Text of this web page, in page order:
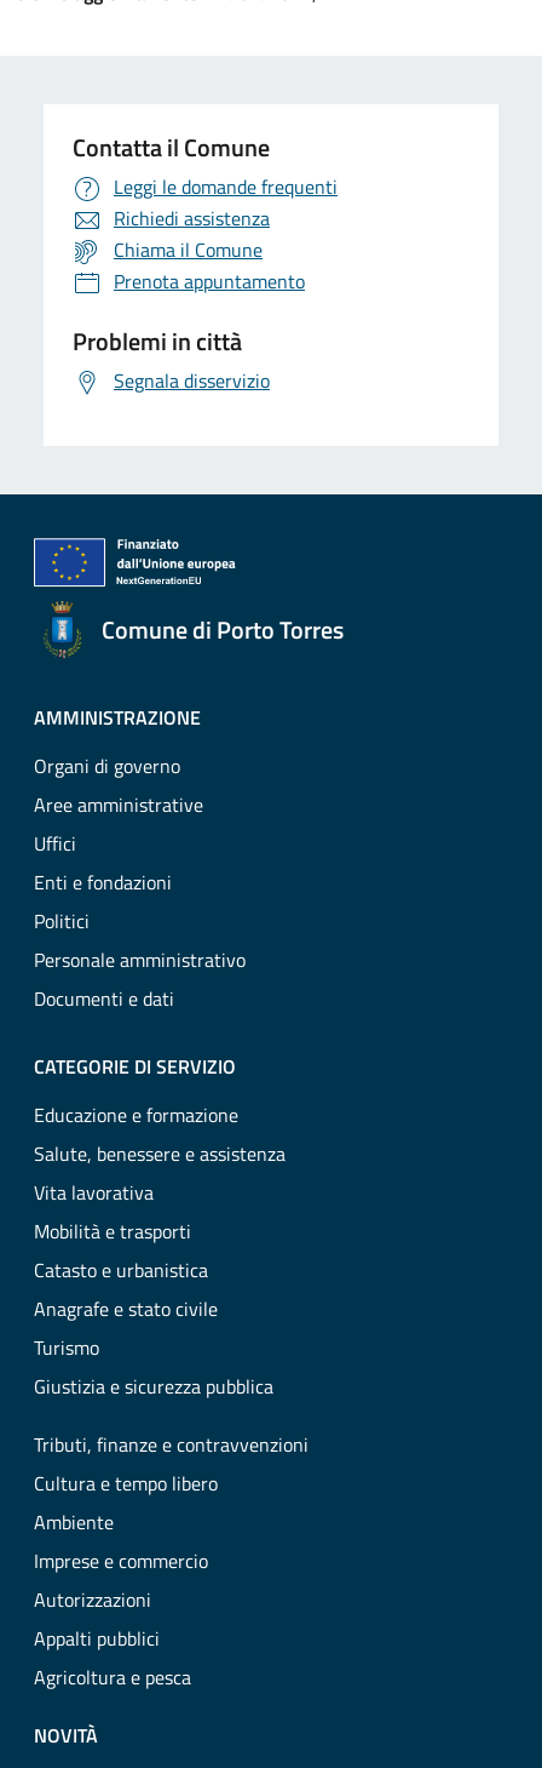
Contatta il Comune
Leggi le domande frequenti
Richiedi assistenza
Chiama il Comune
Prenota appuntamento
Problemi in città
Segnala disservizio
Comune di Porto Torres
AMMINISTRAZIONE
Organi di governo
Aree amministrative
Uffici
Enti e fondazioni
Politici
Personale amministrativo
Documenti e dati
CATEGORIE DI SERVIZIO
Educazione e formazione
Salute, benessere e assistenza
Vita lavorativa
Mobilità e trasporti
Catasto e urbanistica
Anagrafe e stato civile
Turismo
Giustizia e sicurezza pubblica
Tributi, finanze e contravvenzioni
Cultura e tempo libero
Ambiente
Imprese e commercio
Autorizzazioni
Appalti pubblici
Agricoltura e pesca
NOVITÀ